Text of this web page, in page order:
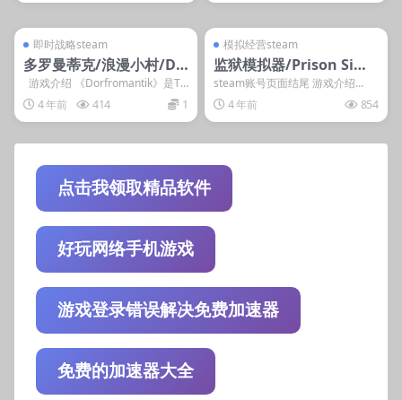
即时战略steam
多罗曼蒂克/浪漫小村/Do
rfromantik
游戏介绍 《Dorfromantik》是To
ukana Inter...
4 年前 414 1
模拟经营steam
监狱模拟器/Prison Simu
lator
steam账号页面结尾 游戏介绍
《监狱模拟器》可以给你一个在监
狱中扮演狱警的机...
4 年前 854
点击我领取精品软件
好玩网络手机游戏
游戏登录错误解决免费加速器
免费的加速器大全